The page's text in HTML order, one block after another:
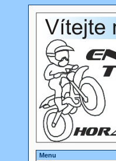
Menu